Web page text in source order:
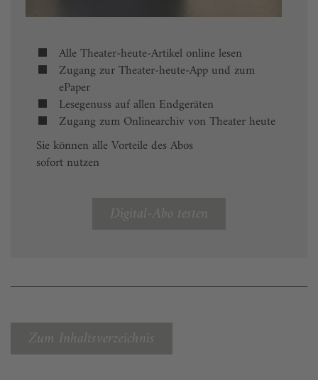
Alle Theater-heute-Artikel online lesen
Zugang zur Theater-heute-App und zum
ePaper
Lesegenuss auf allen Endgeräten
Zugang zum Onlinearchiv von Theater heute
Sie können alle Vorteile des Abos
sofort nutzen
Digital-Abo testen
Zum Inhaltsverzeichnis